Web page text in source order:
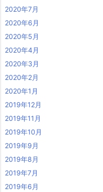
2020年7月
2020年6月
2020年5月
2020年4月
2020年3月
2020年2月
2020年1月
2019年12月
2019年11月
2019年10月
2019年9月
2019年8月
2019年7月
2019年6月